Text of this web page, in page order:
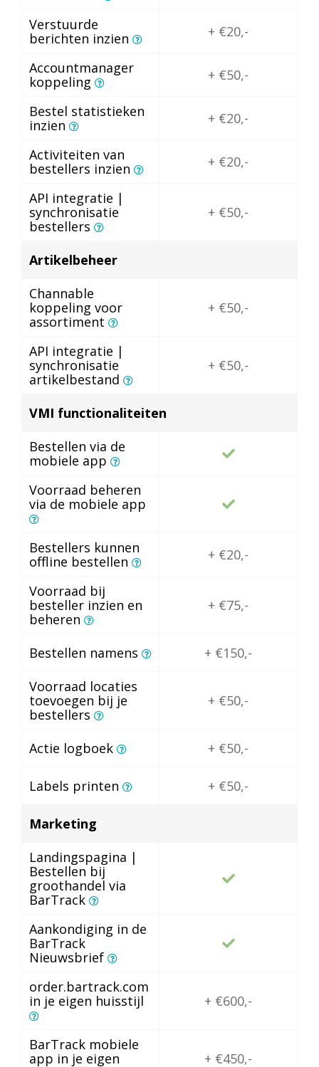
Verstuurde
berichten inzien
+ €20,-
Accountmanager
koppeling
+ €50,-
Bestel statistieken
inzien
+ €20,-
Activiteiten van
bestellers inzien
+ €20,-
API integratie |
synchronisatie
bestellers
+ €50,-
Artikelbeheer
Channable
koppeling voor
assortiment
+ €50,-
API integratie |
synchronisatie
artikelbestand
+ €50,-
VMI functionaliteiten
Bestellen via de
mobiele app
Voorraad beheren
via de mobiele app
Bestellers kunnen
offline bestellen
+ €20,-
Voorraad bij
besteller inzien en
beheren
+ €75,-
Bestellen namens
+ €150,-
Voorraad locaties
toevoegen bij je
bestellers
+ €50,-
Actie logboek + €50,-
Labels printen + €50,-
Marketing
Landingspagina |
Bestellen bij
groothandel via
BarTrack
Aankondiging in de
BarTrack
Nieuwsbrief
order.bartrack.com
in je eigen huisstijl
+ €600,-
BarTrack mobiele
app in je eigen
+ €450,-